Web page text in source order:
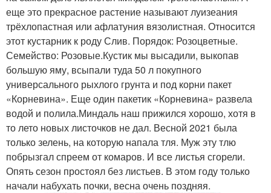
еще это прекрасное растение называют луизеания
трёхлопастная или афлатуния вязолистная. Относится
этот кустарник к роду Слив. Порядок: Розоцветные.
Семейство: Розовые.Кустик мы высадили, выкопав
большую яму, всыпали туда 50 л покупного
универсального рыхлого грунта и под корни пакет
«Корневина». Еще один пакетик «Корневина» развела
водой и полила.Миндаль наш прижился хорошо, хотя в
то лето новых листочков не дал. Весной 2021 была
только зелень, на которую напала тля. Муж эту тлю
побрызгал спреем от комаров. И все листья сгорели.
Опять сезон простоял без листьев. В этом году только
начали набухать почки, весна очень поздняя.